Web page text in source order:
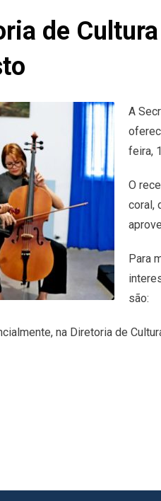
de
A
feira,
O
coral,
Para
são:
na Diretoria de